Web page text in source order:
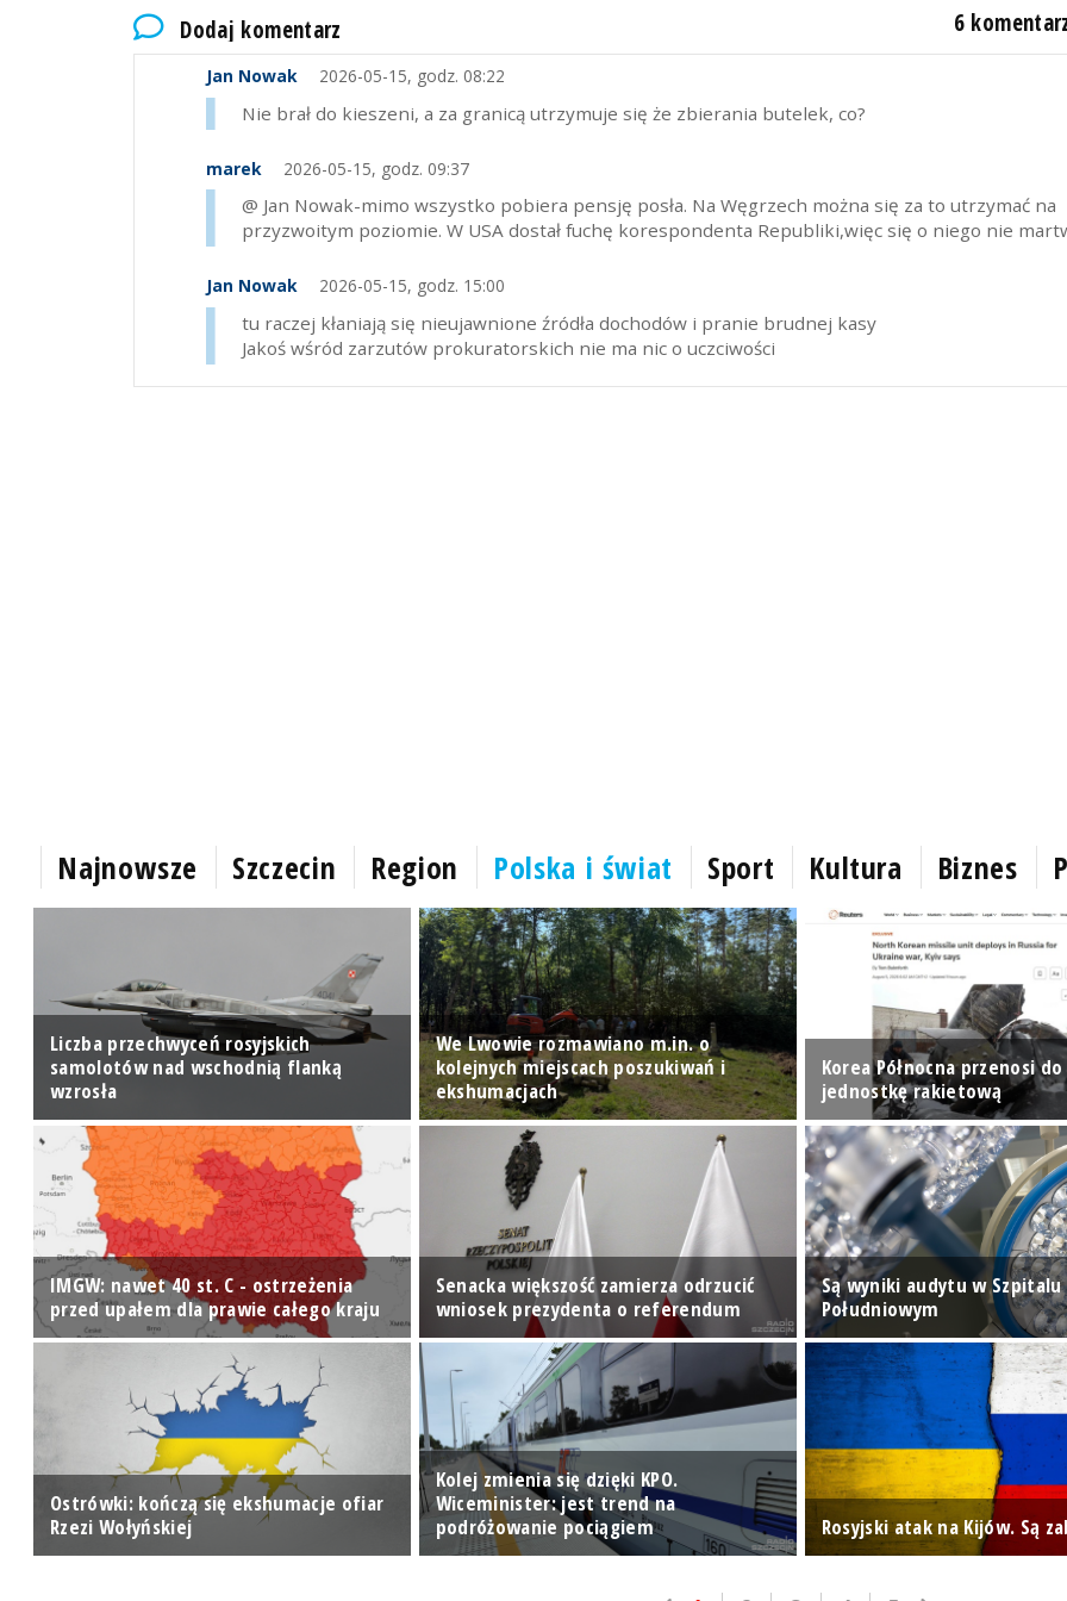
Dodaj komentarz 6
jest każdy widzi. Przepraszam,każdy prócz ciebie.
Jan Nowak 2026-05-15, godz. 08:22
Nie brał do kieszeni, a za granicą utrzymuje się że zbierania butelek, co?
marek 2026-05-15, godz. 09:37
@ Jan Nowak-mimo wszystko pobiera pensję posła. Na Węgrzech można się za to utrzymać na
przyzwoitym poziomie. W USA dostał fuchę korespondenta Republiki,więc się o niego nie
Jan Nowak 2026-05-15, godz. 15:00
tu raczej kłaniają się nieujawnione źródła dochodów i pranie brudnej kasy
Jakoś wśród zarzutów prokuratorskich nie ma nic o uczciwości
Najnowsze Szczecin Region Polska i świat Sport Kultura Biznes
Liczba przechwyceń rosyjskich
samolotów nad wschodnią flanką
wzrosła
We Lwowie rozmawiano m.in. o
kolejnych miejscach poszukiwań i
ekshumacjach
Korea Północna przenosi do
jednostkę rakietową
IMGW: nawet 40 st. C - ostrzeżenia
przed upałem dla prawie całego kraju
Senacka większość zamierza odrzucić
wniosek prezydenta o referendum
Są wyniki audytu w Szpitalu
Południowym
Ostrówki: kończą się ekshumacje ofiar
Rzezi Wołyńskiej
Kolej zmienia się dzięki KPO.
Wiceminister: jest trend na
podróżowanie pociągiem
Rosyjski atak na Kijów. Są